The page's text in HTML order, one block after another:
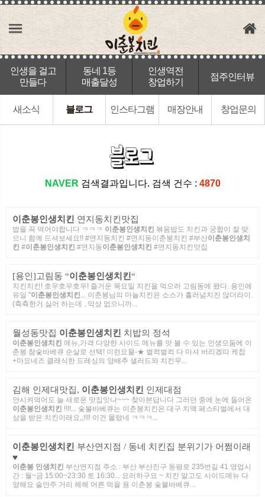
인생을 걸고
만들다
동네 1등
매출달성
인생역전
창업하기
점주인터뷰
새소식 블로그 인스타그램 매장안내 창업문의
NAVER 검색결과입니다. 검색 건수 : 4870
이춘봉인생치킨 연지동치킨맛집
밥을 꼭 먹어야합니다 ㅋㅋㅋ 이춘봉인생치킨 볶음밥도 치킨과 궁합이 잘 맞
으니 함께 드셔보세요!! #연지동치킨 #연지동이춘봉치킨 #부산이춘봉인생치
킨 #이춘봉인생치킨 #연지동이춘봉인생치킨 #연지동치킨맛집
[용인]고림동 “이춘봉인생치킨 “
치킨치킨! 호우호우호우! 즐거운 목요일 치킨을 먹으러 고림동에 왔다. 용인에
유일 "이춘봉인생치킨... 이춘봉님의 마늘치킨은 소스가 흘러넘치진 않더라이.
(츅츅한거 싫어 하는데 . 막상 없으니까...
월성동맛집 이춘봉인생치킨 치밥의 정석
이춘봉인생치킨 메뉴,가격 다양한 사이드 메뉴를 맛 볼 수 있는 인생모둠에 이
춘봉 참숯바베큐 순살로 선택! 이런요물-★ 벌컥벌컥 다 마셔 버리겠따 케찹
+마요네즈 클래식한 드레싱의 양배추 샐러드와 치킨무...
김해 인제대맛집, 이춘봉인생치킨 인제대점
안시켜먹어도 늘 새로운 맛집잇나~~~ 찾아본답니다 그러던 중에 눈에 들어온
이춘봉인생치킨 !!!!... 숯불바베큐는 이춘봉치킨은 대구 치맥 페스티벌에서 대
상을 받은 치킨이래요,,!!!! 이건 몰랐네 ㅋㅋㅋ...
이춘봉인생치킨
부산연지점 / 동네 치킨집 분위기가 어쩜이래
♥
이춘봉 인생치킨 부산연지점 주소 : 부산 부산진구 동평로 235번길 41 영업시
간 : 월~금 15:00~23:30 토 16:30... 요러하구요 ~ 치킨 말고도 사이드메뉴 다
양해요 술안주 거리 헤헤 어른 먹을 용 이춘봉 숯불바베큐...